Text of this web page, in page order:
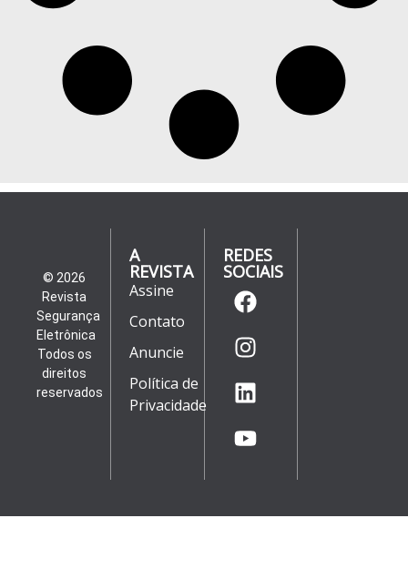
© 2026
Revista
Segurança
Eletrônica
Todos os
direitos
reservados
A
REVISTA
Assine
Contato
Anuncie
Política de
Privacidade
REDES
SOCIAIS